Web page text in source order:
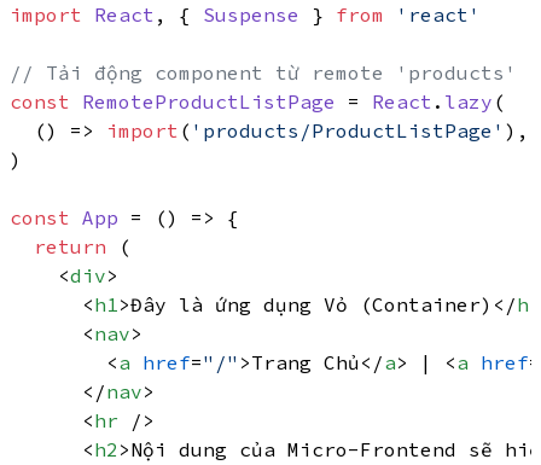
import React , { Suspense } from 'react'
// Tải động component từ remote 'products'
const RemoteProductListPage = React . lazy (
() =>
import ( 'products/ProductListPage' ),
)
const App = () => {
return (
<div>
<h1>Đây là ứng dụng Vỏ (Container) </h1
<nav>
<a href="/" >Trang Chủ </a> | <a href=
</nav>
<hr />
<h2 >Nội dung của Micro-Frontend sẽ